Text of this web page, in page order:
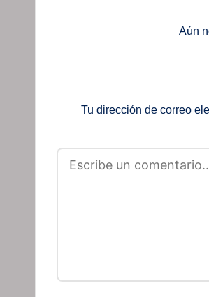
Aún
Tu dirección de correo